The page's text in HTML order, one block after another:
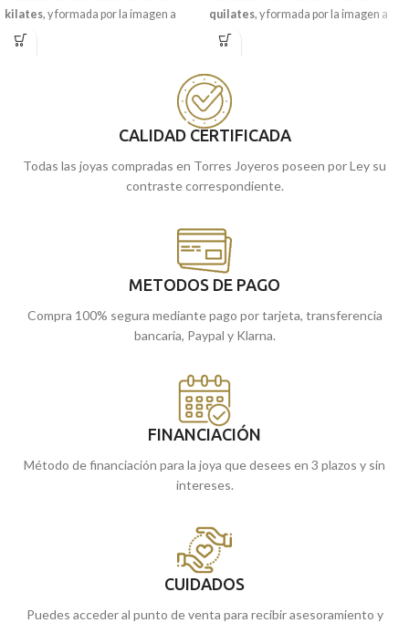
kilates, y formada por la imagen a
relieve con todos sus realistas detalles
tallados. Estupenda para llevar a diario.
quilates, y formada por la imagen a
relieve con todos sus realistas detalles
tallados. Estupenda para llevar a diario
Encuéntrala en nuestras tiendas de
Málaga y Melilla, o cómprala online y te
la llevamos a casa.
CALIDAD CERTIFICADA
Todas las joyas compradas en Torres Joyeros poseen por Ley su
contraste correspondiente.
METODOS DE PAGO
Compra 100% segura mediante pago por tarjeta, transferencia
bancaria, Paypal y Klarna.
FINANCIACIÓN
Método de financiación para la joya que desees en 3 plazos y sin
intereses.
CUIDADOS
Puedes acceder al punto de venta para recibir asesoramiento y